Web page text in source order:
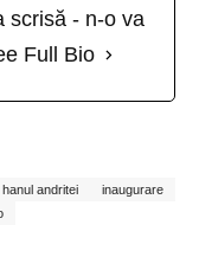
scrisă - n-o va
Full Bio
hanul andritei
inaugurare